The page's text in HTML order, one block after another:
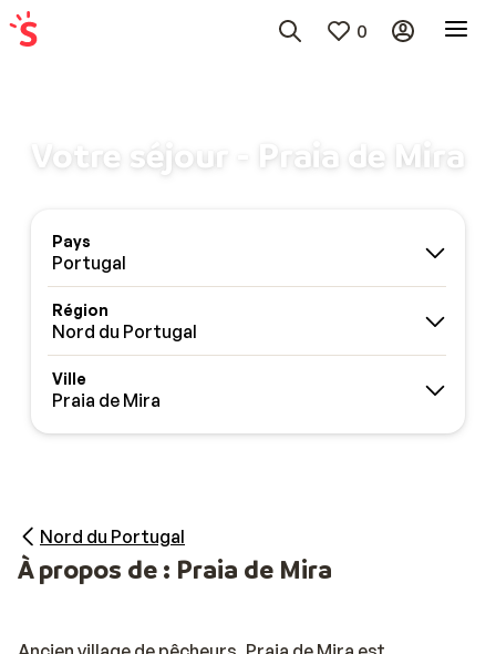
0
Votre séjour - Praia de Mira
Pays
Portugal
Région
Nord du Portugal
Ville
Praia de Mira
Nord du Portugal
À propos de : Praia de Mira